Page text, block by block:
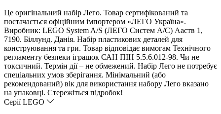
Це оригінальний набір Лего. Товар сертифікований та
постачається офіційним імпортером «ЛЕГО Україна».
иробник: LEGO System A/S (ЛЕГО Систем А/С) Ааств 1,
7190. Біллунд. Данія. Набір пластикових деталей для
конструювання та гри. Товар відповідає вимогам Технічного
регламенту безпеки іграшок САН ПІН 5.5.6.012-98. Чи не
токсичний. Термін дії – не обмежений. Набір Лего не потребує
спеціальних умов зберігання. Мінімальний (або
рекомендований) вік для використання набору Лего вказано
на упаковці. Стережіться підробок!
Серії LEGO